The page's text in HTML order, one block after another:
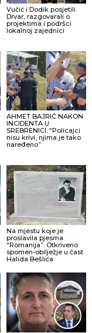
Vučić i Dodik posjetili
Drvar, razgovarali o
projektima i podršci
lokalnoj zajednici
AHMET BAJRIĆ NAKON
INCIDENTA U
SREBRENICI: “Policajci
nisu krivi, njima je tako
naređeno”
Na mjestu koje je
proslavila pjesma
“Romanija”: Otkriveno
spomen-obilježje u čast
Halida Bešlića